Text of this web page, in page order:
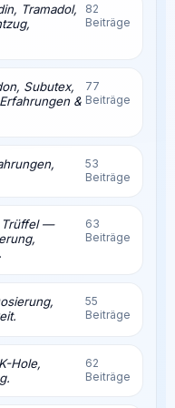
Tramadol,
82
Beiträge
Subutex,
&
77
Beiträge
53
Beiträge
Trüffel —
63
Beiträge
55
Beiträge
Hole,
62
Beiträge